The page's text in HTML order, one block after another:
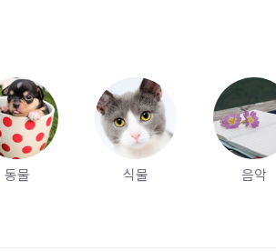
동물 식물 음악